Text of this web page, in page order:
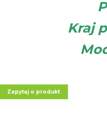
Kraj
Zapytaj o produkt